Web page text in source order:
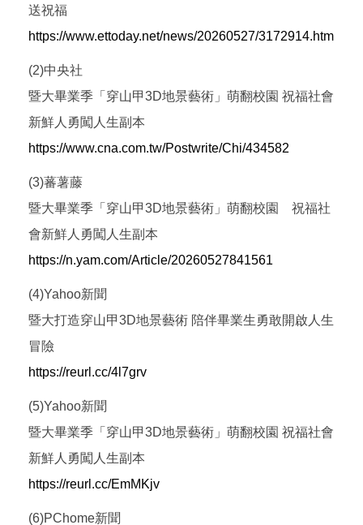
送祝福
https://www.ettoday.net/news/20260527/3172914.htm
(2)中央社
暨大畢業季「穿山甲3D地景藝術」萌翻校園 祝福社會
新鮮人勇闖人生副本
https://www.cna.com.tw/Postwrite/Chi/434582
(3)蕃薯藤
暨大畢業季「穿山甲3D地景藝術」萌翻校園 祝福社
會新鮮人勇闖人生副本
https://n.yam.com/Article/20260527841561
(4)Yahoo新聞
暨大打造穿山甲3D地景藝術 陪伴畢業生勇敢開啟人生
冒險
https://reurl.cc/4l7grv
(5)Yahoo新聞
暨大畢業季「穿山甲3D地景藝術」萌翻校園 祝福社會
新鮮人勇闖人生副本
https://reurl.cc/EmMKjv
(6)PChome新聞